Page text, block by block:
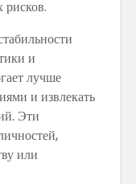
и
лучше
и извлекать
Эти
или